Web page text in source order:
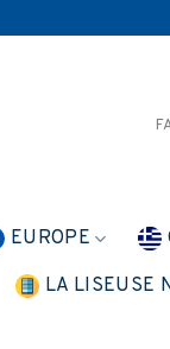
EUROPE
LA LISEUSE